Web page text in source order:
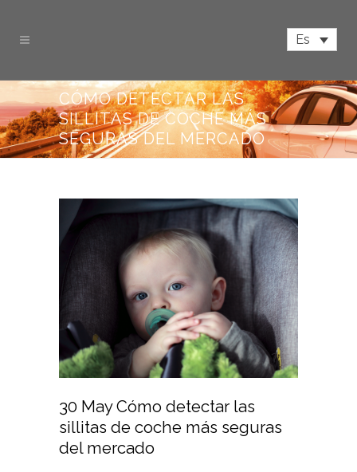
Es
CÓMO DETECTAR LAS
SILLITAS DE COCHE MÁS
SEGURAS DEL MERCADO
30 MayCómo detectar las
sillitas de coche más seguras
del mercado